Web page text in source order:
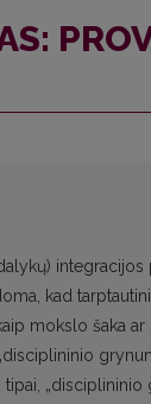
kad
mokslo šaka
„disciplininio